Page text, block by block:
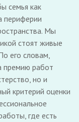
семья как
периферии
Мы
стоят живые
его словам,
премию работ
но и
критерий оценки
где есть